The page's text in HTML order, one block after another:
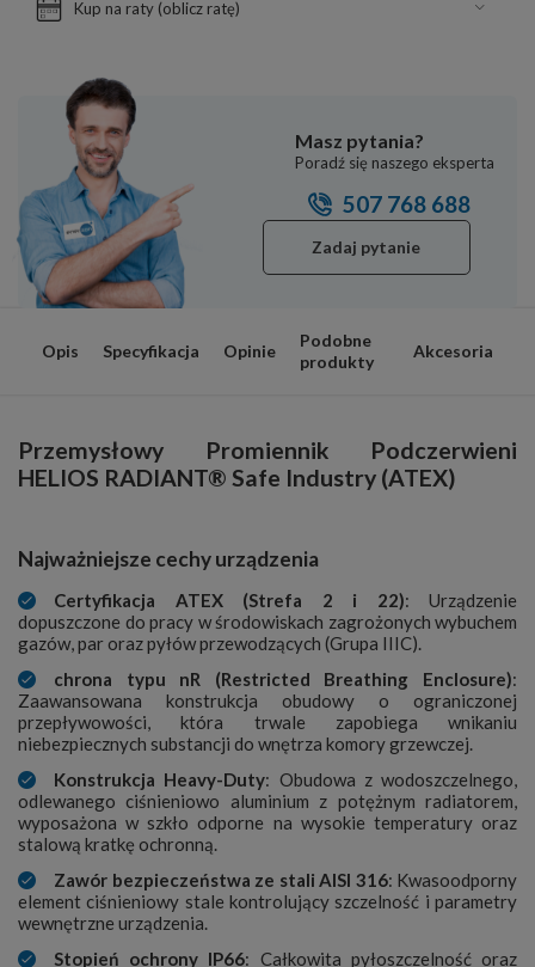
Kup na raty (oblicz ratę)
Masz pytania?
Poradź się naszego eksperta
507 768 688
Zadaj pytanie
Opis Specyfikacja Opinie
Podobne
produkty
Akcesoria
Przemysłowy Promiennik Podczerwieni
HELIOS RADIANT® Safe Industry (ATEX)
Najważniejsze cechy urządzenia
Certyfikacja ATEX (Strefa 2 i 22): Urządzenie
dopuszczone do pracy w środowiskach zagrożonych wybuchem
gazów, par oraz pyłów przewodzących (Grupa IIIC).
chrona typu nR (Restricted Breathing Enclosure):
Zaawansowana konstrukcja obudowy o ograniczonej
przepływowości, która trwale zapobiega wnikaniu
niebezpiecznych substancji do wnętrza komory grzewczej.
Konstrukcja Heavy-Duty: Obudowa z wodoszczelnego,
odlewanego ciśnieniowo aluminium z potężnym radiatorem,
wyposażona w szkło odporne na wysokie temperatury oraz
stalową kratkę ochronną.
Zawór bezpieczeństwa ze stali AISI 316: Kwasoodporny
element ciśnieniowy stale kontrolujący szczelność i parametry
wewnętrzne urządzenia.
Stopień ochrony IP66: Całkowita pyłoszczelność oraz